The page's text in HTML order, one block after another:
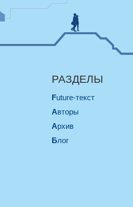
РАЗДЕЛЫ
Future-текст
Авторы
Архив
Блог